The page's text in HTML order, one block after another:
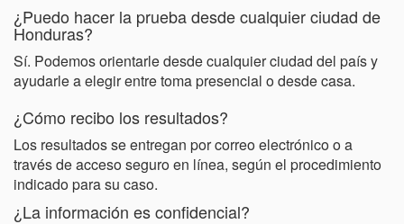
¿Puedo hacer la prueba desde cualquier ciudad de
Honduras?
Sí. Podemos orientarle desde cualquier ciudad del país y
ayudarle a elegir entre toma presencial o desde casa.
¿Cómo recibo los resultados?
Los resultados se entregan por correo electrónico o a
través de acceso seguro en línea, según el procedimiento
indicado para su caso.
¿La información es confidencial?